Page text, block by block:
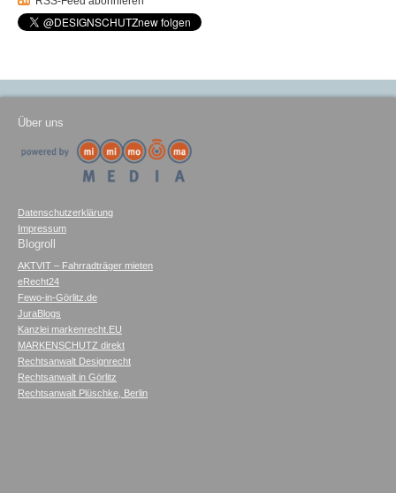
Über uns
Datenschutzerklärung
Impressum
Blogroll
AKTVIT – Fahrradträger mieten
eRecht24
Fewo-in-Görlitz.de
JuraBlogs
Kanzlei markenrecht.EU
MARKENSCHUTZ direkt
Rechtsanwalt Designrecht
Rechtsanwalt in Görlitz
Rechtsanwalt Plüschke, Berlin